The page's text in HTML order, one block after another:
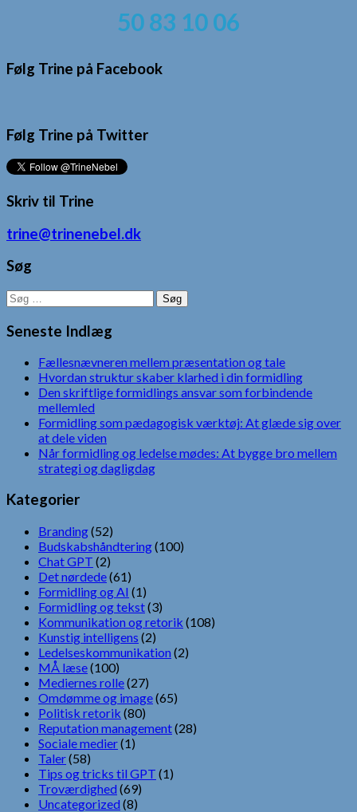
50 83 10 06
Følg Trine på Facebook
Følg Trine på Twitter
Skriv til Trine
trine@trinenebel.dk
Søg
Søg
efter:
Seneste Indlæg
Fællesnævneren mellem præsentation og tale
Hvordan struktur skaber klarhed i din formidling
Den skriftlige formidlings ansvar som forbindende
mellemled
Formidling som pædagogisk værktøj: At glæde sig over
at dele viden
Når formidling og ledelse mødes: At bygge bro mellem
strategi og dagligdag
Kategorier
Branding(52)
Budskabshåndtering(100)
Chat GPT (2)
Det nørdede(61)
Formidling og AI (1)
Formidling og tekst(3)
Kommunikation og retorik (108)
Kunstig intelligens (2)
Ledelseskommunikation (2)
MÅ læse(100)
Mediernes rolle(27)
Omdømme og image(65)
Politisk retorik (80)
Reputation management(28)
Sociale medier(1)
Taler(58)
Tips og tricks til GPT (1)
Troværdighed (69)
Uncategorized (8)